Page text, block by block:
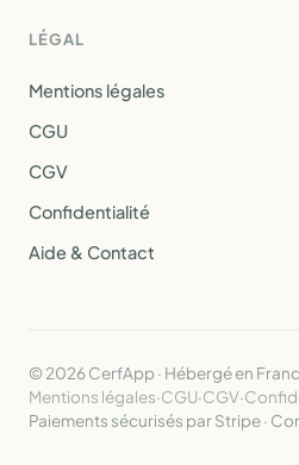
LÉGAL
Mentions légales
CGU
CGV
Confidentialité
Aide & Contact
© 2026 CerfApp · Hébergé en
Mentions légales·CGU·CGV·
Paiements sécurisés par Stripe ·